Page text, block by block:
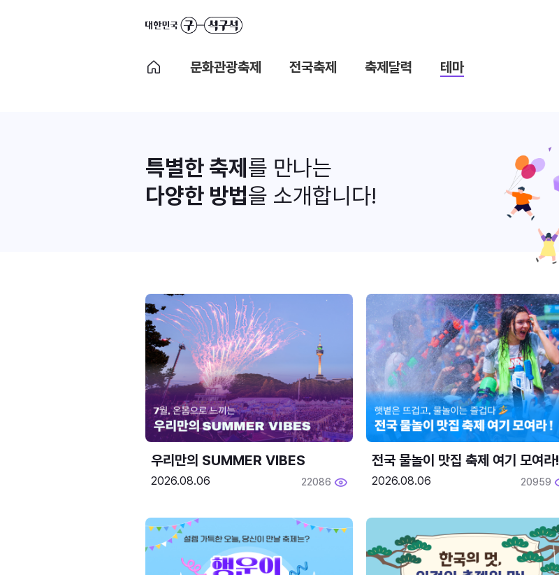
문화관광축제 전국축제 축제달력 테마
특별한 축제 를 만나는
다양한 방법을 소개합니다!
우리만의 SUMMER VIBES
2026.08.06 22086
전국 물놀이 맛집 축제 여기 모여라!
2026.08.06 20959